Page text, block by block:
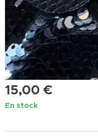
15,00 €
En stock